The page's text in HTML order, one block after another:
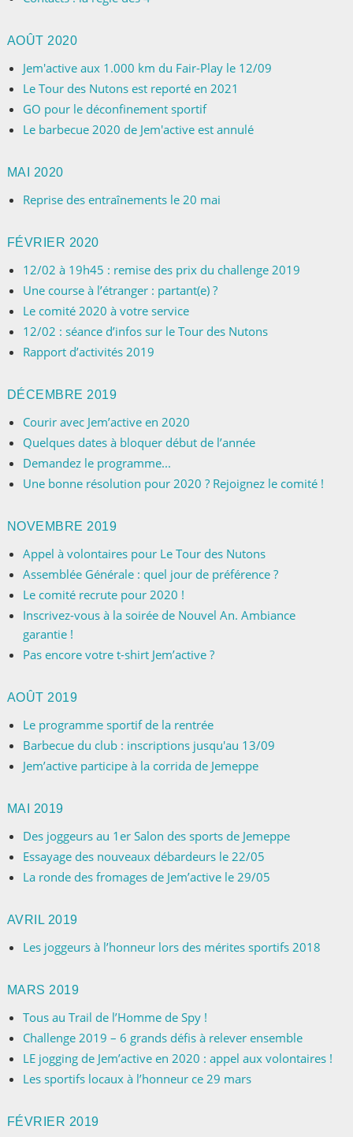
AOÛT 2020
Jem'active aux 1.000 km du Fair-Play le 12/09
Le Tour des Nutons est reporté en 2021
GO pour le déconfinement sportif
Le barbecue 2020 de Jem'active est annulé
MAI 2020
Reprise des entraînements le 20 mai
FÉVRIER 2020
12/02 à 19h45 : remise des prix du challenge 2019
Une course à l’étranger : partant(e) ?
Le comité 2020 à votre service
12/02 : séance d’infos sur le Tour des Nutons
Rapport d’activités 2019
DÉCEMBRE 2019
Courir avec Jem’active en 2020
Quelques dates à bloquer début de l’année
Demandez le programme...
Une bonne résolution pour 2020 ? Rejoignez le comité !
NOVEMBRE 2019
Appel à volontaires pour Le Tour des Nutons
Assemblée Générale : quel jour de préférence ?
Le comité recrute pour 2020 !
Inscrivez-vous à la soirée de Nouvel An. Ambiance
garantie !
Pas encore votre t-shirt Jem’active ?
AOÛT 2019
Le programme sportif de la rentrée
Barbecue du club : inscriptions jusqu'au 13/09
Jem’active participe à la corrida de Jemeppe
MAI 2019
Des joggeurs au 1er Salon des sports de Jemeppe
Essayage des nouveaux débardeurs le 22/05
La ronde des fromages de Jem’active le 29/05
AVRIL 2019
Les joggeurs à l’honneur lors des mérites sportifs 2018
MARS 2019
Tous au Trail de l’Homme de Spy !
Challenge 2019 – 6 grands défis à relever ensemble
LE jogging de Jem’active en 2020 : appel aux volontaires !
Les sportifs locaux à l’honneur ce 29 mars
FÉVRIER 2019